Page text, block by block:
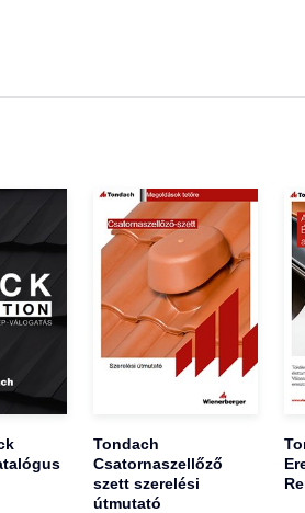
Tondach
Csatornaszellőző
szett szerelési
útmutató